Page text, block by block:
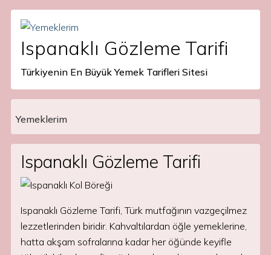
Ispanaklı Gözleme Tarifi
Türkiyenin En Büyük Yemek Tarifleri Sitesi
Main Navigation
Yemeklerim
Ispanaklı Gözleme Tarifi
Ispanaklı Gözleme Tarifi, Türk mutfağının vazgeçilmez
lezzetlerinden biridir. Kahvaltılardan öğle yemeklerine,
hatta akşam sofralarına kadar her öğünde keyifle